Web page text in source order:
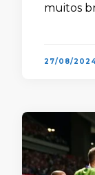
muitos
27/08/